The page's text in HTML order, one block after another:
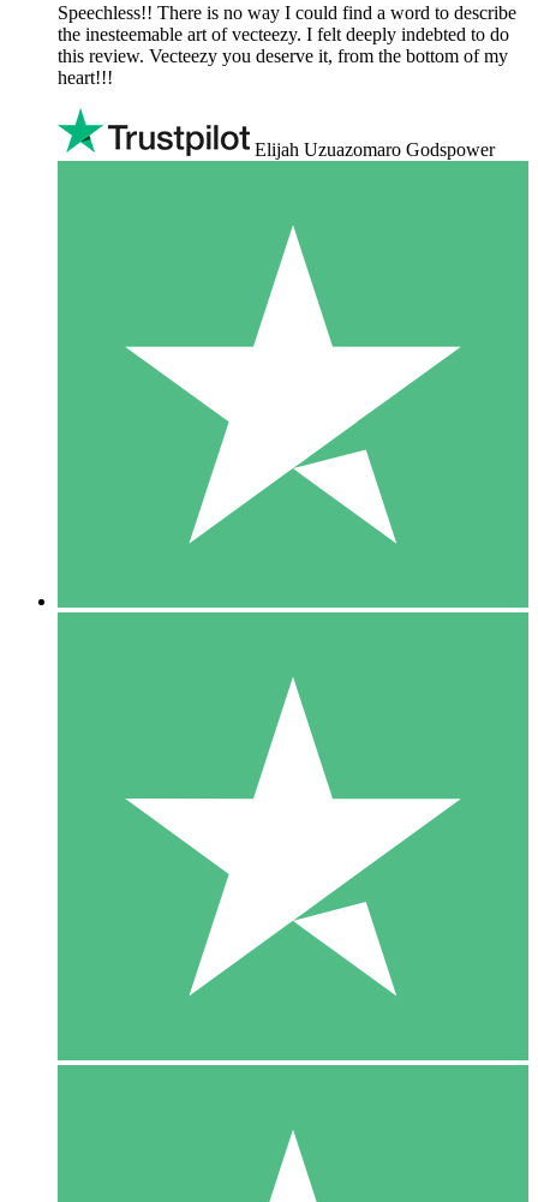
Speechless!! There is no way I could find a word to describe
the inesteemable art of vecteezy. I felt deeply indebted to do
this review. Vecteezy you deserve it, from the bottom of my
heart!!!
Elijah Uzuazomaro Godspower